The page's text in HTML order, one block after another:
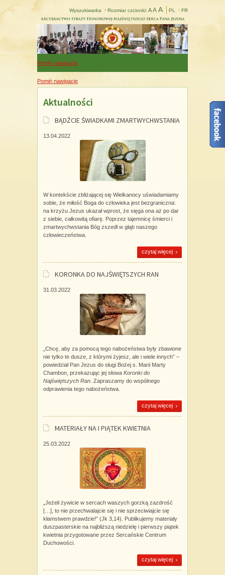
Wyszukiwarka Rozmiar czcionki: A A A PL FR
Pomiń nawigacje
Pomiń nawigacje
Aktualności
BĄDŹCIE ŚWIADKAMI ZMARTWYCHWSTANIA
13.04.2022
W kontekście zbliżającej się Wielkanocy uświadamiamy
sobie, że miłość Boga do człowieka jest bezgraniczna:
na krzyżu Jezus ukazał wprost, że sięga ona aż po dar
z siebie, całkowitą ofiarę. Poprzez tajemnicę śmierci i
zmartwychwstania Bóg zszedł w głąb naszego
człowieczeństwa.
czytaj więcej
KORONKA DO NAJŚWIĘTSZYCH RAN
31.03.2022
„Chcę, aby za pomocą tego nabożeństwa były zbawione
nie tylko te dusze, z którymi żyjesz, ale i wiele innych” –
powiedział Pan Jezus do sługi Bożej s. Marii Marty
Chambon, przekazując jej słowa Koronki do
Najświętszych Ran . Zapraszamy do wspólnego
odprawienia tego nabożeństwa.
czytaj więcej
MATERIAŁY NA I PIĄTEK KWIETNIA
25.03.2022
„Jeżeli żywicie w sercach waszych gorzką zazdrość
[…], to nie przechwalajcie się i nie sprzeciwiajcie się
kłamstwem prawdzie!” (Jk 3,14). Publikujemy materiały
duszpasterskie na najbliższą niedzielę i pierwszy piątek
kwietnia przygotowane przez Sercańskie Centrum
Duchowości.
czytaj więcej